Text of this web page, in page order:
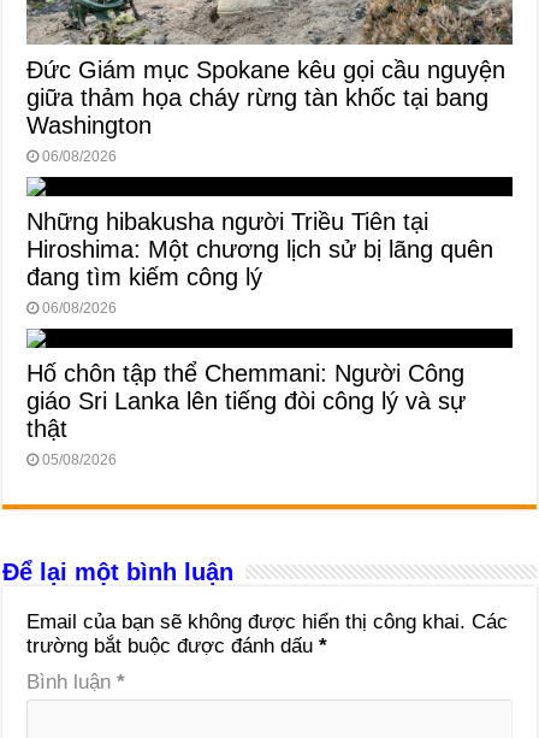
Đức Giám mục Spokane kêu gọi cầu nguyện
giữa thảm họa cháy rừng tàn khốc tại bang
Washington
06/08/2026
Những hibakusha người Triều Tiên tại
Hiroshima: Một chương lịch sử bị lãng quên
đang tìm kiếm công lý
06/08/2026
Hố chôn tập thể Chemmani: Người Công
giáo Sri Lanka lên tiếng đòi công lý và sự
thật
05/08/2026
Để lại một bình luận
Email của bạn sẽ không được hiển thị công khai. Các
trường bắt buộc được đánh dấu*
Bình luận*